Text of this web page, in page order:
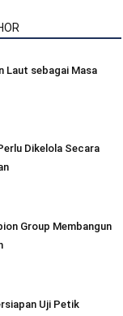
Laut sebagai Masa
Dikelola Secara
Group Membangun
Uji Petik